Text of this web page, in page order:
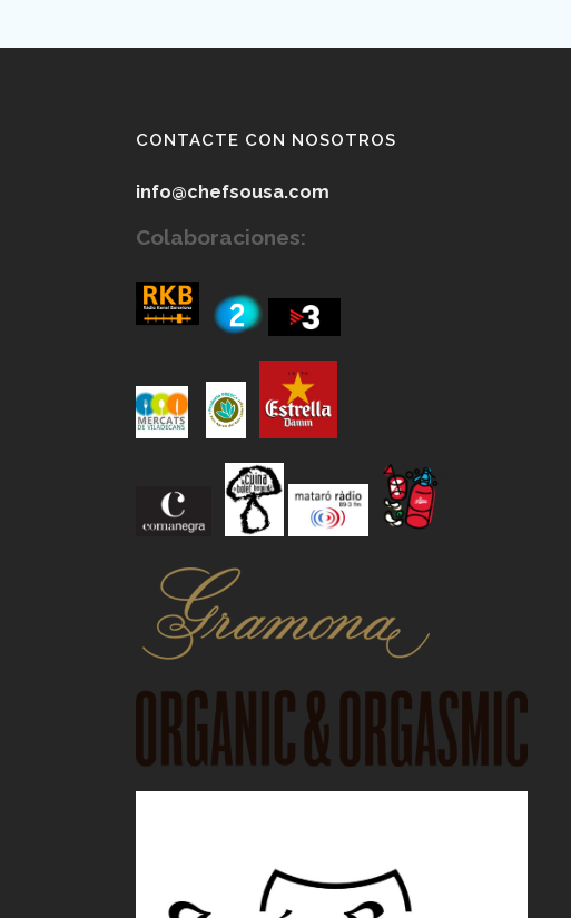
CONTACTE CON NOSOTROS
info@chefsousa.com
Colaboraciones: